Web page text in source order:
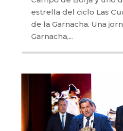
estrella del ciclo Las
de la Garnacha. Una
Garnacha,...